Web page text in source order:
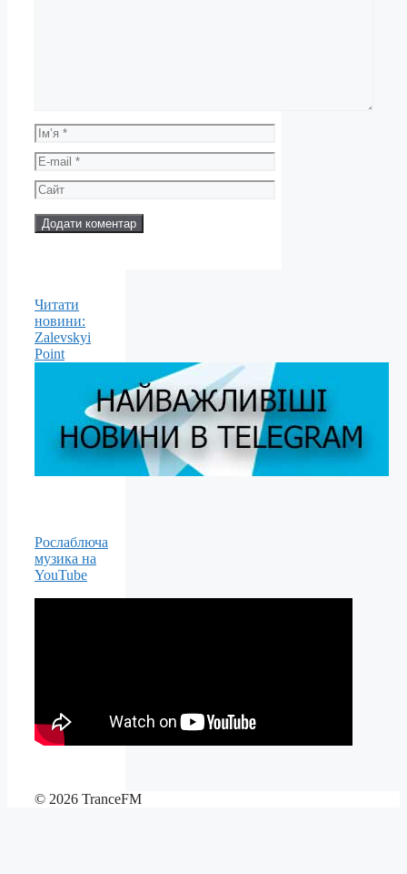
Ім’я
E-
mail
Сайт
Читати
новини:
Zalevskyi
Point
Рослаблюча
музика на
YouTube
© 2026 TranceFM